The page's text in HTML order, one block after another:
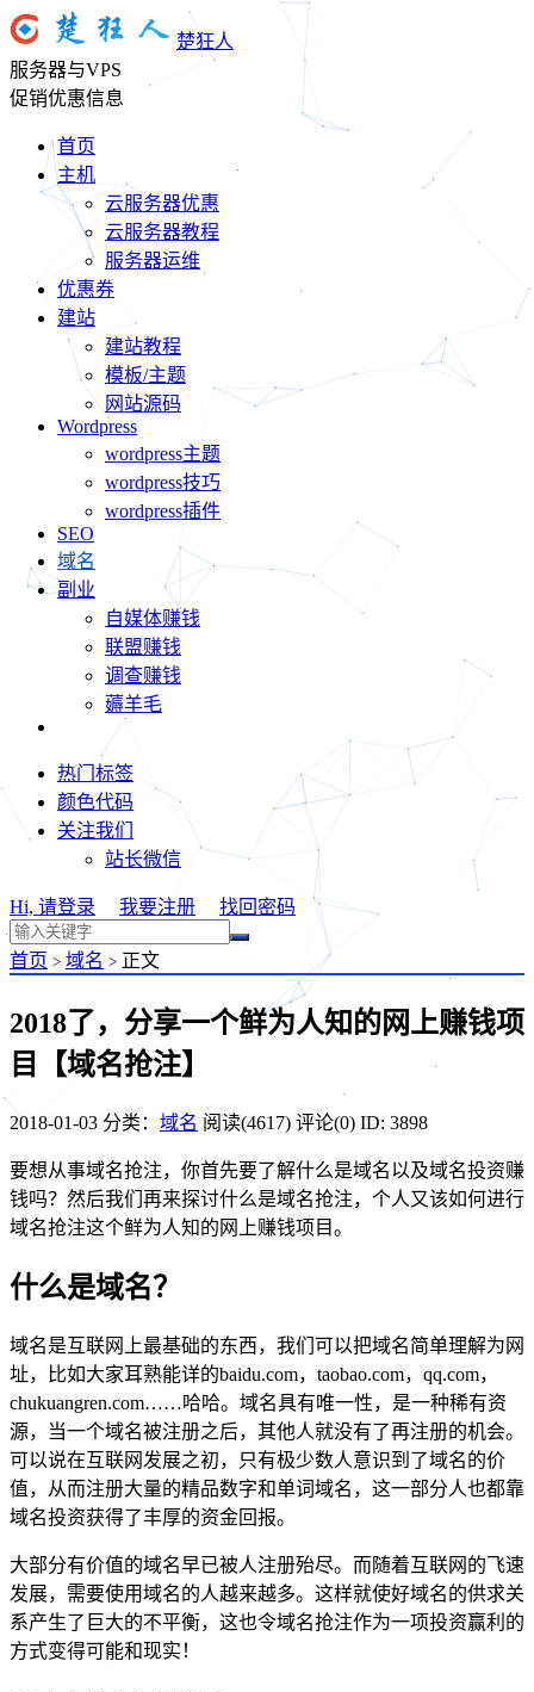
楚狂人
服务器与VPS
促销优惠信息
首页
主机
云服务器优惠
云服务器教程
服务器运维
优惠券
建站
建站教程
模板/主题
网站源码
Wordpress
wordpress主题
wordpress技巧
wordpress插件
SEO
域名
副业
自媒体赚钱
联盟赚钱
调查赚钱
薅羊毛
热门标签
颜色代码
关注我们
站长微信
Hi, 请登录 我要注册 找回密码
首页 > 域名 > 正文
2018了，分享一个鲜为人知的网上赚钱项
目【域名抢注】
2018-01-03 分类： 域名 阅读(4617) 评论(0) ID: 3898
要想从事域名抢注，你首先要了解什么是域名以及域名投资赚
钱吗？然后我们再来探讨什么是域名抢注，个人又该如何进行
域名抢注这个鲜为人知的网上赚钱项目。
什么是域名？
域名是互联网上最基础的东西，我们可以把域名简单理解为网
址，比如大家耳熟能详的baidu.com，taobao.com，qq.com，
chukuangren.com……哈哈。域名具有唯一性，是一种稀有资
源，当一个域名被注册之后，其他人就没有了再注册的机会。
可以说在互联网发展之初，只有极少数人意识到了域名的价
值，从而注册大量的精品数字和单词域名，这一部分人也都靠
域名投资获得了丰厚的资金回报。
大部分有价值的域名早已被人注册殆尽。而随着互联网的飞速
发展，需要使用域名的人越来越多。这样就使好域名的供求关
系产生了巨大的不平衡，这也令域名抢注作为一项投资赢利的
方式变得可能和现实！